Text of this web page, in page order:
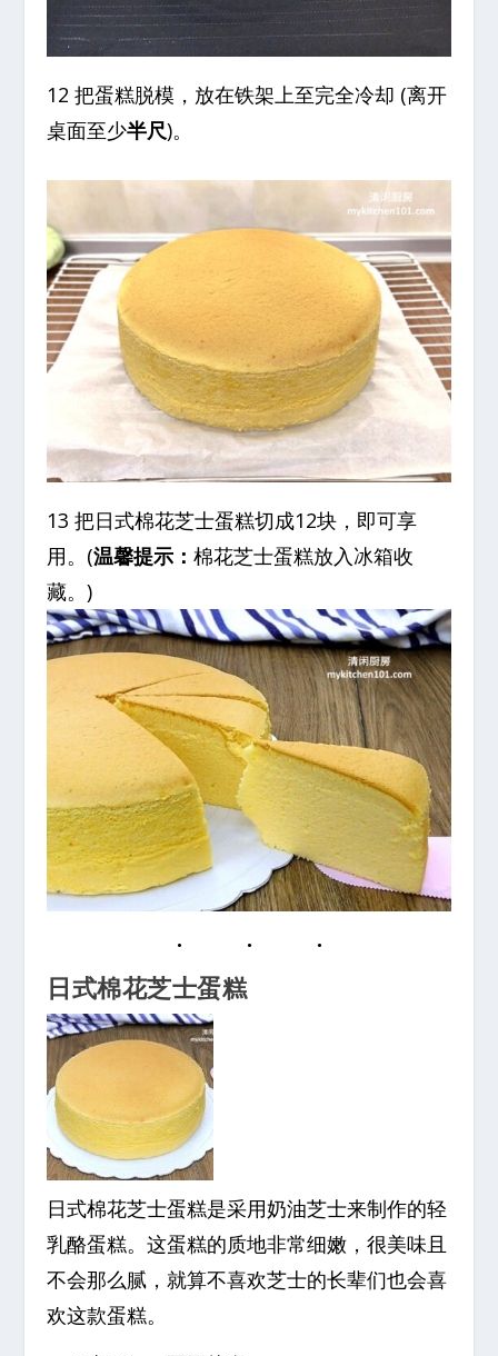
12 把蛋糕脱模，放在铁架上至完全冷却 (离开
桌面至少半尺)。
13 把日式棉花芝士蛋糕切成12块，即可享
用。(温馨提示：棉花芝士蛋糕放入冰箱收
藏。)
日式棉花芝士蛋糕
日式棉花芝士蛋糕是采用奶油芝士来制作的轻
乳酪蛋糕。这蛋糕的质地非常细嫩，很美味且
不会那么腻，就算不喜欢芝士的长辈们也会喜
欢这款蛋糕。